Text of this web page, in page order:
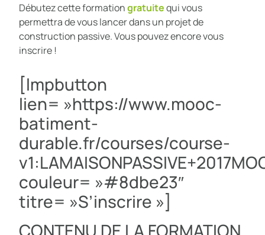
Débutez cette formationgratuitequi vous
permettra de vous lancer dans un projet de
construction passive. Vous pouvez encore vous
inscrire !
[lmpbutton
lien= »https://www.mooc-
batiment-
durable.fr/courses/course-
couleur= »#8dbe23″
titre= »S’inscrire »]
CONTENU DE LA FORMATION